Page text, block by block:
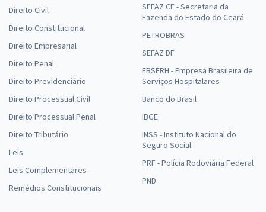
Direito Civil
Direito Constitucional
Direito Empresarial
Direito Penal
Direito Previdenciário
Direito Processual Civil
Direito Processual Penal
Direito Tributário
Leis
Leis Complementares
Remédios Constitucionais
SEFAZ CE - Secretaria da
Fazenda do Estado do Ceará
PETROBRAS
SEFAZ DF
EBSERH - Empresa Brasileira de
Serviços Hospitalares
Banco do Brasil
IBGE
INSS - Instituto Nacional do
Seguro Social
PRF - Polícia Rodoviária Federal
PND